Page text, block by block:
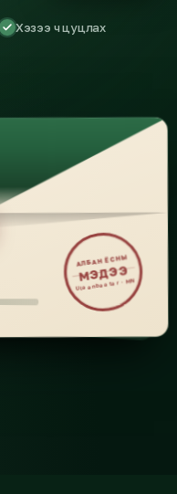
Хэзээ ч цуцлах
АЛБАН ЁСНЫ
МЭДЭЭ
Ulaanbaatar · MN